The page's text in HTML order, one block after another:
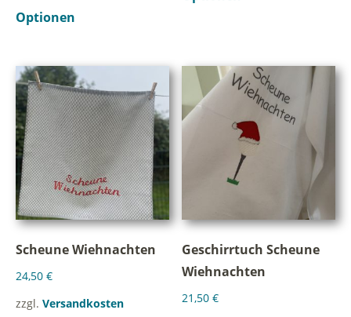
Optionen
Scheune Wiehnachten
24,50 €
zzgl. Versandkosten
Geschirrtuch Scheune
Wiehnachten
21,50€